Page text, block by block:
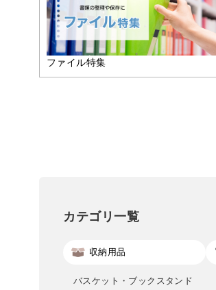
ファイル特集
カテゴリ一覧
収納用品
バスケット・ブックスタンド